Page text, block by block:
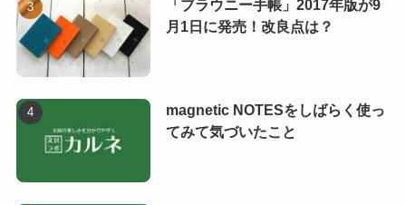
「ブラウニー手帳」2017年版が9
月1日に発売！改良点は？
magnetic NOTESをしばらく使っ
てみて気づいたこと